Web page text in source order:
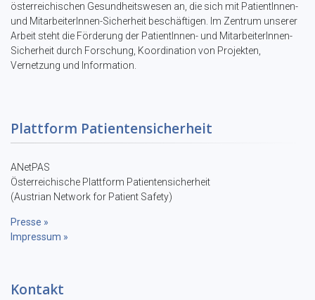
österreichischen Gesundheitswesen an, die sich mit PatientInnen-
und MitarbeiterInnen-Sicherheit beschäftigen. Im Zentrum unserer
Arbeit steht die Förderung der PatientInnen- und MitarbeiterInnen-
Sicherheit durch Forschung, Koordination von Projekten,
Vernetzung und Information.
Plattform Patientensicherheit
ANetPAS
Österreichische Plattform Patientensicherheit
(Austrian Network for Patient Safety)
Presse »
Impressum »
Kontakt